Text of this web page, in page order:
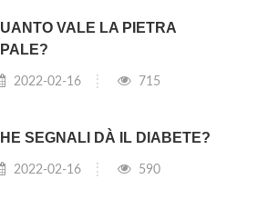
VALE LA PIETRA
2022-02-16 715
SEGNALI DÀ IL DIABETE?
2022-02-16 590